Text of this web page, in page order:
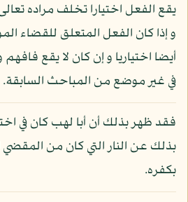
يقع الفعل اختيارا تخلف مراده
و إذا كان الفعل المتعلق للقضاء
أيضا اختياريا و إن كان لا يقع
في غير موضع من المباحث السابقة.
فقد ظهر بذلك أن أبا لهب كان في
بذلك عن النار التي كان من
بكفره.